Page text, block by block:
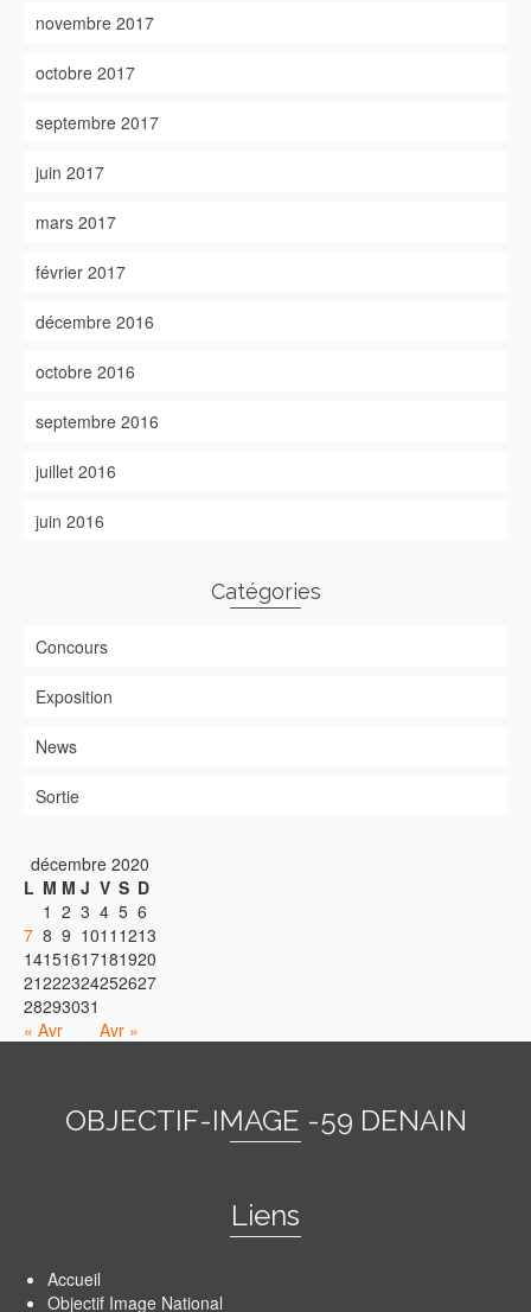
novembre 2017
octobre 2017
septembre 2017
juin 2017
mars 2017
février 2017
décembre 2016
octobre 2016
septembre 2016
juillet 2016
juin 2016
Catégories
Concours
Exposition
News
Sortie
décembre 2020
L M M J V S D
« Avr Avr »
1 2 3 4 5 6
7 8 9 1011 1213
14151617181920
21222324252627
28293031
OBJECTIF-IMAGE -59 DENAIN
Liens
Accueil
Objectif Image National